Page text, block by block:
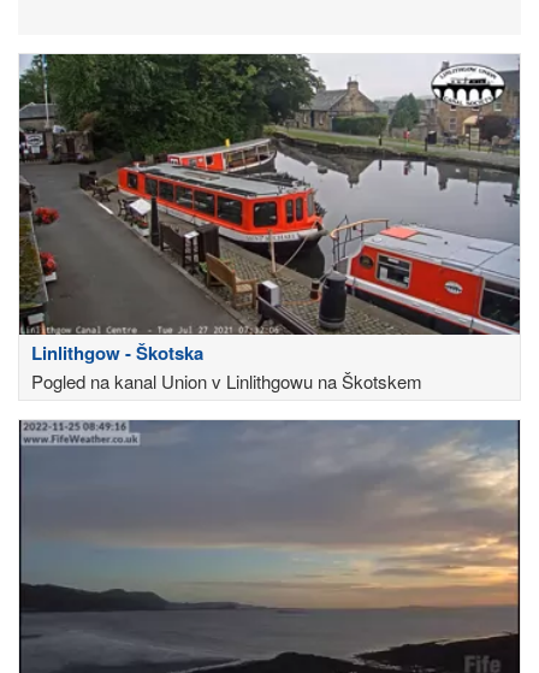
Linlithgow - Škotska
Pogled na kanal Union v Linlithgowu na Škotskem